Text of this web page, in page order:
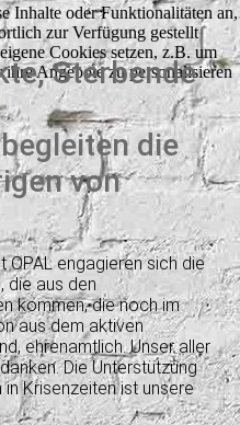
Sterbende
die
von
OPAL engagieren sich die
die aus den
kommen, die noch im
aus dem aktiven
ehrenamtlich. Unser aller
Die Unterstützung
Krisenzeiten ist unsere
Inhalte oder Funktionalitäten an,
zur Verfügung gestellt
Cookies setzen, z.B. um
Angebote zu personalisieren